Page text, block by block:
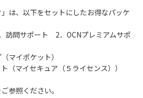
ド
り
」は、以下をセットにしたお得なパッケ
訪問サポート 2．OCNプレミアムサポ
マイポケット）
（マイセキュア（５ライセンス））
参照ください。